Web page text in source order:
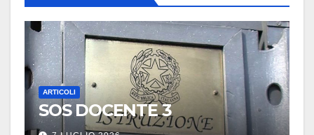
ARTICOLI
SOS DOCENTE 3